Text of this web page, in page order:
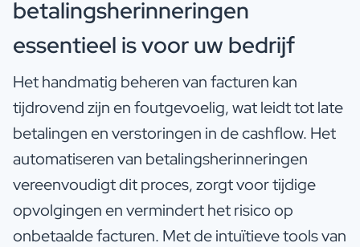
betalingsherinneringen
essentieel is voor uw bedrijf
Het handmatig beheren van facturen kan
tijdrovend zijn en foutgevoelig, wat leidt tot late
betalingen en verstoringen in de cashflow. Het
automatiseren van betalingsherinneringen
vereenvoudigt dit proces, zorgt voor tijdige
opvolgingen en vermindert het risico op
onbetaalde facturen. Met de intuïtieve tools van